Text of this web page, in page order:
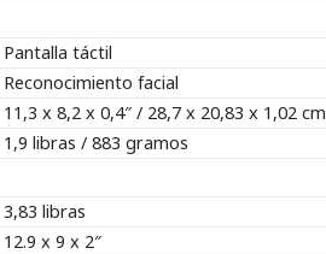
Pantalla táctil
Reconocimiento facial
11,3 x 8,2 x 0,4″ / 28,7 x 20,83 x 1,02 cm
1,9 libras / 883 gramos
3,83 libras
12.9 x 9 x 2″